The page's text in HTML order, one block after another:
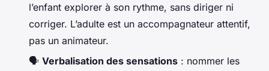
l’enfant explorer à son rythme, sans diriger ni
corriger. L’adulte est un accompagnateur attentif,
pas un animateur.
🗣️ Verbalisation des sensations : nommer les